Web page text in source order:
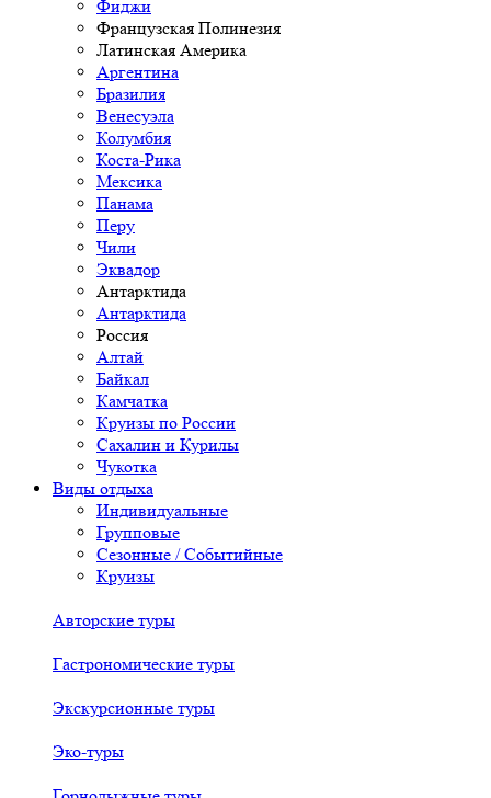
Фиджи
Французская Полинезия
Латинская Америка
Аргентина
Бразилия
Венесуэла
Колумбия
Коста-Рика
Мексика
Панама
Перу
Чили
Эквадор
Антарктида
Антарктида
Россия
Алтай
Байкал
Камчатка
Круизы по России
Сахалин и Курилы
Чукотка
Виды отдыха
Индивидуальные
Групповые
Сезонные / Событийные
Круизы
Авторские туры
Гастрономические туры
Экскурсионные туры
Эко-туры